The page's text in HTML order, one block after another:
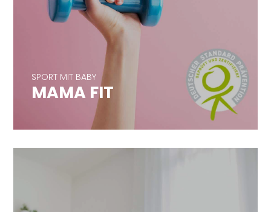
SPORT MIT BABY
MAMA FIT
MAMA FIT